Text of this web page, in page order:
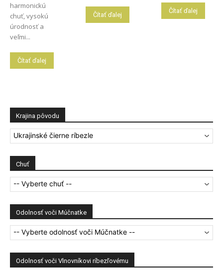
harmonickú
chuť, vysokú
úrodnosť a
veľmi...
Čítať ďalej
Čítať ďalej
Čítať ďalej
Krajina pôvodu
Ukrajinské čierne ríbezle
Chuť
-- Vyberte chuť --
Odolnosť voči Múčnatke
-- Vyberte odolnosť voči Múčnatke --
Odolnosť voči Vlnovníkovi ríbezľovému